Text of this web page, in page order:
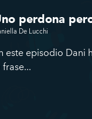
perdona
De Lucchi
este episodio Dani
frase...